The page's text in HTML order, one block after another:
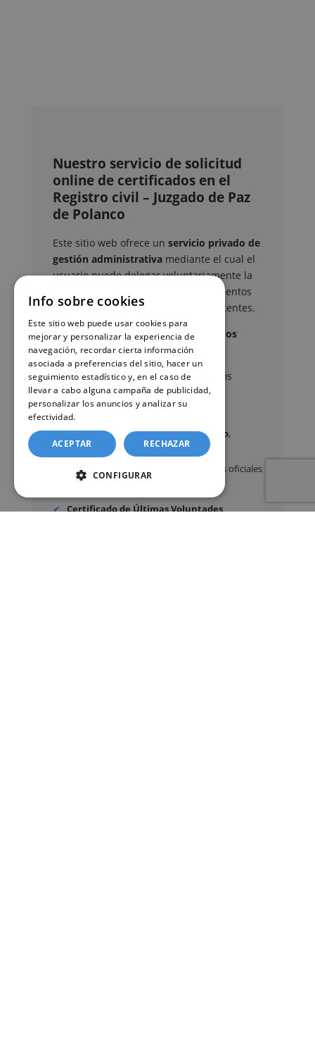
Nuestro servicio de solicitud
online de certificados en el
Registro civil – Juzgado de Paz
de Polanco
Este sitio web ofrece un servicio privado de
gestión administrativa mediante el cual el
usuario puede delegar voluntariamente la
tramitación de determinados documentos
oficiales ante los organismos competentes.
Documentos y trámites que podemos
gestionar
A través de nuestro servicio, podemos
gestionar, entre otros:
Certificados y partidas denacimiento,
matrimonio
y
defunción
Apostilla de La Haya
de documentos oficiales
Certificado de Últimas Voluntades
Info sobre cookies
Este sitio web puede usar cookies para
mejorar y personalizar la experiencia de
navegación, recordar cierta información
asociada a preferencias del sitio, hacer un
seguimiento estadístico y, en el caso de
llevar a cabo alguna campaña de publicidad,
personalizar los anuncios y analizar su
efectividad.
ACEPTAR RECHAZAR
CONFIGURAR